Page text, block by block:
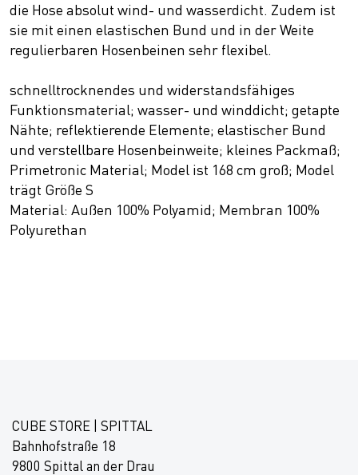
die Hose absolut wind- und wasserdicht. Zudem ist
sie mit einen elastischen Bund und in der Weite
regulierbaren Hosenbeinen sehr flexibel.
schnelltrocknendes und widerstandsfähiges
Funktionsmaterial; wasser- und winddicht; getapte
Nähte; reflektierende Elemente; elastischer Bund
und verstellbare Hosenbeinweite; kleines Packmaß;
Primetronic Material; Model ist 168 cm groß; Model
trägt Größe S
Material: Außen 100% Polyamid; Membran 100%
Polyurethan
CUBE STORE | SPITTAL
Bahnhofstraße 18
9800 Spittal an der Drau